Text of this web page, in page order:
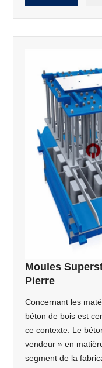
Moules
Pierre
Concernant les
béton de bois est
ce contexte. Le
vendeur » en
segment de la